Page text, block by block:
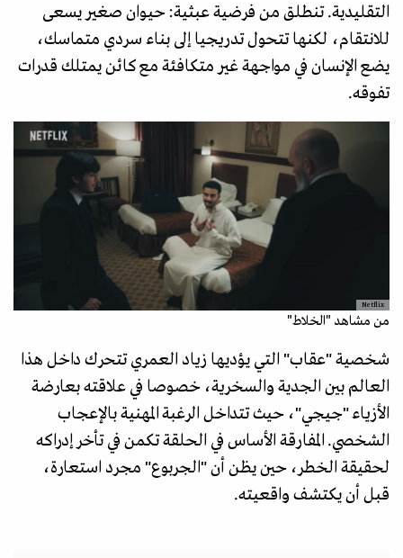
التقليدية. تنطلق من فرضية عبثية: حيوان صغير يسعى
للانتقام، لكنها تتحول تدريجيا إلى بناء سردي متماسك،
يضع الإنسان في مواجهة غير متكافئة مع كائن يمتلك قدرات
تفوقه.
Netflix
من مشاهد "الخلاط"
شخصية "عقاب" التي يؤديها زياد العمري تتحرك داخل هذا
العالم بين الجدية والسخرية، خصوصا في علاقته بعارضة
الأزياء "جيجي"، حيث تتداخل الرغبة المهنية بالإعجاب
الشخصي. المفارقة الأساس في الحلقة تكمن في تأخر إدراكه
لحقيقة الخطر، حين يظن أن "الجربوع" مجرد استعارة،
قبل أن يكتشف واقعيته.